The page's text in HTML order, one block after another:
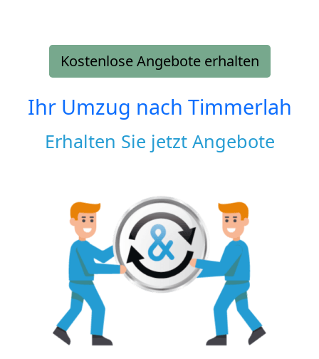
Kostenlose Angebote erhalten
Ihr Umzug nach Timmerlah
Erhalten Sie jetzt Angebote